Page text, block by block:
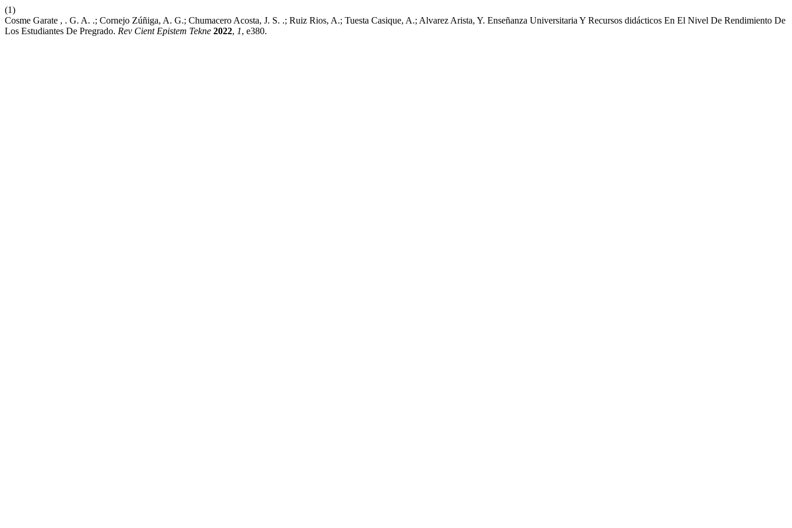
(1)
Cosme Garate , . G. A. .; Cornejo Zúñiga, A. G.; Chumacero Acosta, J. S. .; Ruiz Rios, A.; Tuesta Casique, A.; Alvarez Arista, Y. Enseñanza Universitaria Y Recursos didácticos En El Nivel De Rendimiento De
Los Estudiantes De Pregrado. Rev Cient Epistem Tekne 2022, 1, e380.